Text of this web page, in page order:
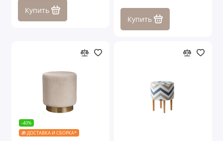
Купить
Купить
-40%
🎁 ДОСТАВКА И СБОРКА*